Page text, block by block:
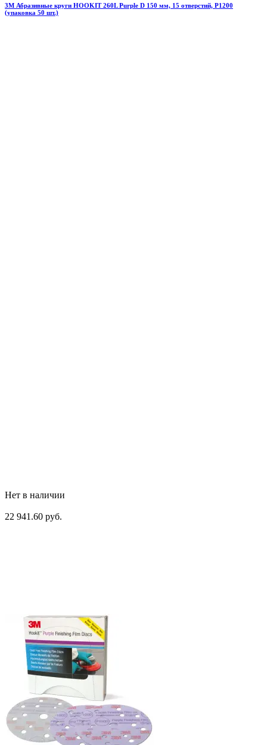
3М Абразивные круги HOOKIT 260L Purplе D 150 мм, 15 отверстий, Р1200
(упаковка 50 шт.)
Нет в наличии
22 941.60 руб.